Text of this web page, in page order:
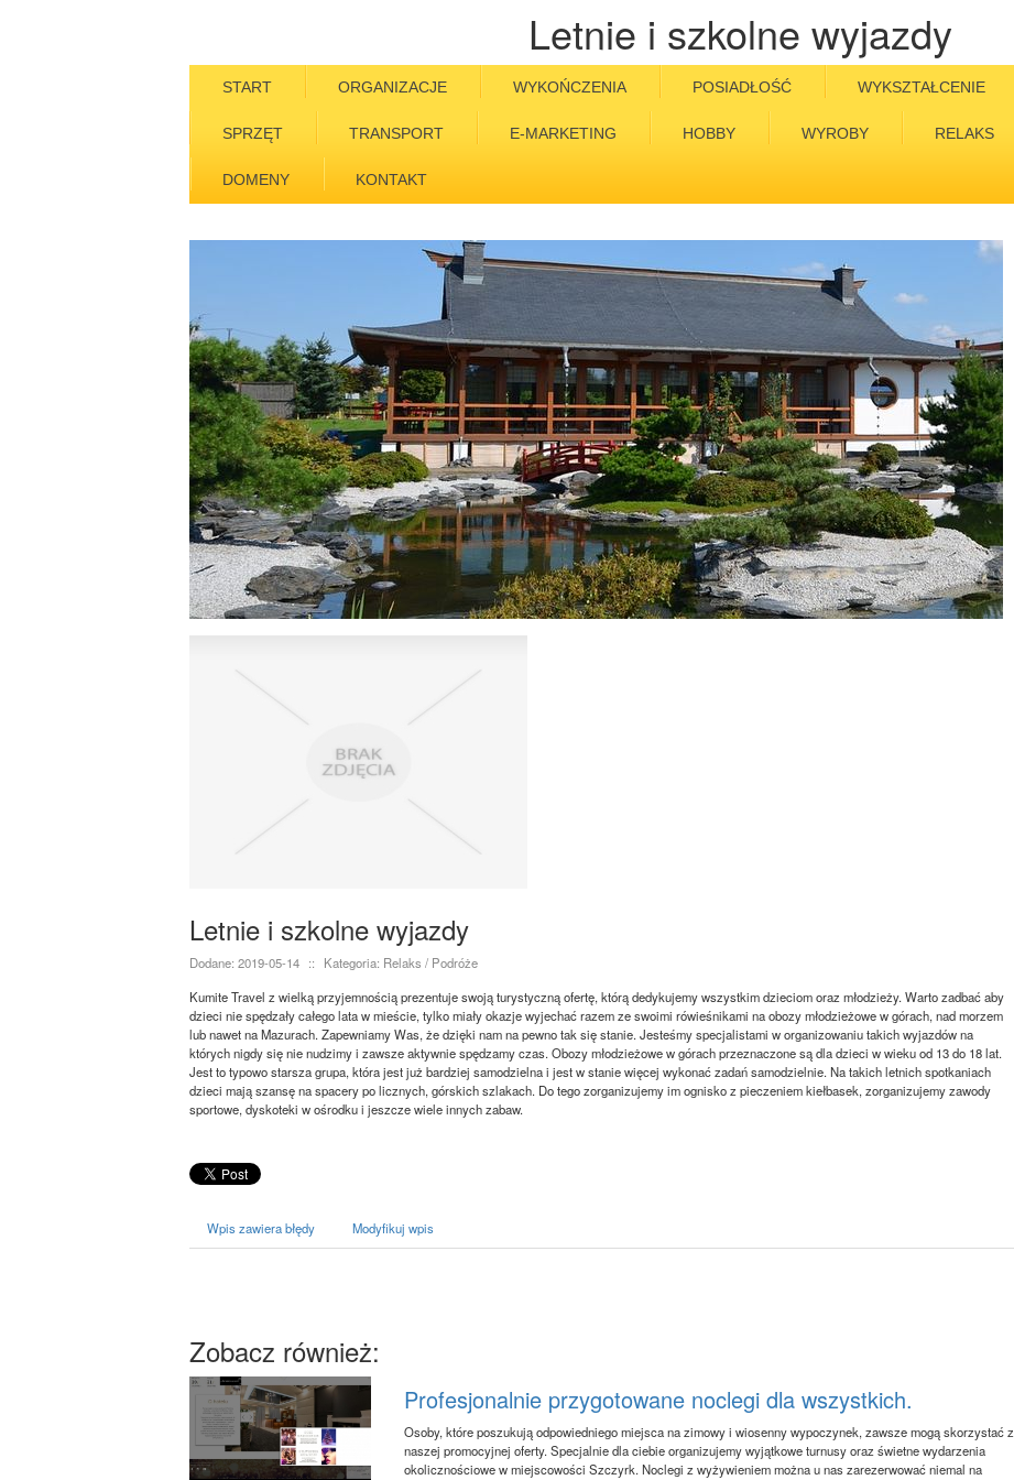
Letnie i szkolne wyjazdy
START ORGANIZACJE WYKOŃCZENIA POSIADŁOŚĆ WYKSZTAŁCENIE
SPRZĘT TRANSPORT E-MARKETING HOBBY WYROBY RELAKS
DOMENY KONTAKT
Letnie i szkolne wyjazdy
Dodane: 2019-05-14 ::
Kategoria: Relaks / Podróże
Kumite Travel z wielką przyjemnością prezentuje swoją turystyczną ofertę, którą dedykujemy wszystkim dzieciom oraz młodzieży. Warto zadbać aby
dzieci nie spędzały całego lata w mieście, tylko miały okazje wyjechać razem ze swoimi rówieśnikami na obozy młodzieżowe w górach, nad morzem
lub nawet na Mazurach. Zapewniamy Was, że dzięki nam na pewno tak się stanie. Jesteśmy specjalistami w organizowaniu takich wyjazdów na
których nigdy się nie nudzimy i zawsze aktywnie spędzamy czas. Obozy młodzieżowe w górach przeznaczone są dla dzieci w wieku od 13 do 18 lat.
Jest to typowo starsza grupa, która jest już bardziej samodzielna i jest w stanie więcej wykonać zadań samodzielnie. Na takich letnich spotkaniach
dzieci mają szansę na spacery po licznych, górskich szlakach. Do tego zorganizujemy im ognisko z pieczeniem kiełbasek, zorganizujemy zawody
sportowe, dyskoteki w ośrodku i jeszcze wiele innych zabaw.
Wpis zawiera błędy Modyfikuj wpis
Zobacz również:
Profesjonalnie przygotowane noclegi dla wszystkich.
Osoby, które poszukują odpowiedniego miejsca na zimowy i wiosenny wypoczynek, zawsze mogą skorzystać z
naszej promocyjnej oferty. Specjalnie dla ciebie organizujemy wyjątkowe turnusy oraz świetne wydarzenia
okolicznościowe w miejscowości Szczyrk. Noclegi z wyżywieniem można u nas zarezerwować niemal na